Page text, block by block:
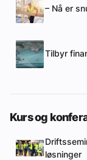
– Nå er
Tilbyr
Kurs og
løsninger